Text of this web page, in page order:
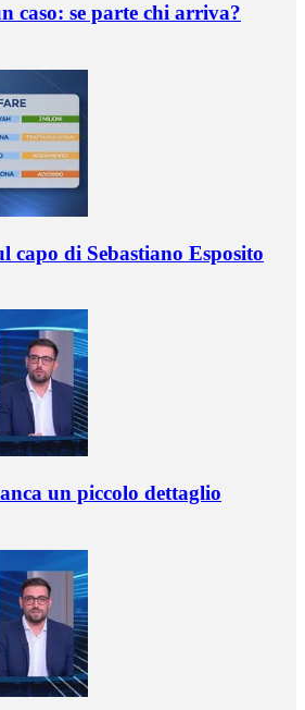
caso: se parte chi arriva?
capo di Sebastiano Esposito
un piccolo dettaglio